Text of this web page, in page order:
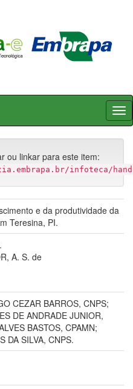
ou linkar para este item:
infoteca/
e da produtividade da
Teresina, PI.
A. S. de
CEZAR BARROS, CNPS;
DE ANDRADE JUNIOR,
BASTOS, CPAMN;
DA SILVA, CNPS.